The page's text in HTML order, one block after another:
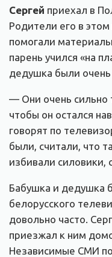
Сергей приехал в
Родители его в
помогали
парень учился «на
дедушка были
— Они очень сильно
чтобы он остался
говорят по
были, считали, что
избивали силовики,
Бабушка и дедушка
белорусского
довольно часто.
приезжал к ним
Независимые СМИ